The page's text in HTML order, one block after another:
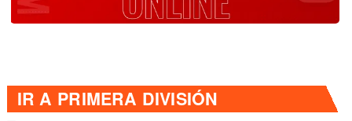
IR A PRIMERA DIVISIÓN